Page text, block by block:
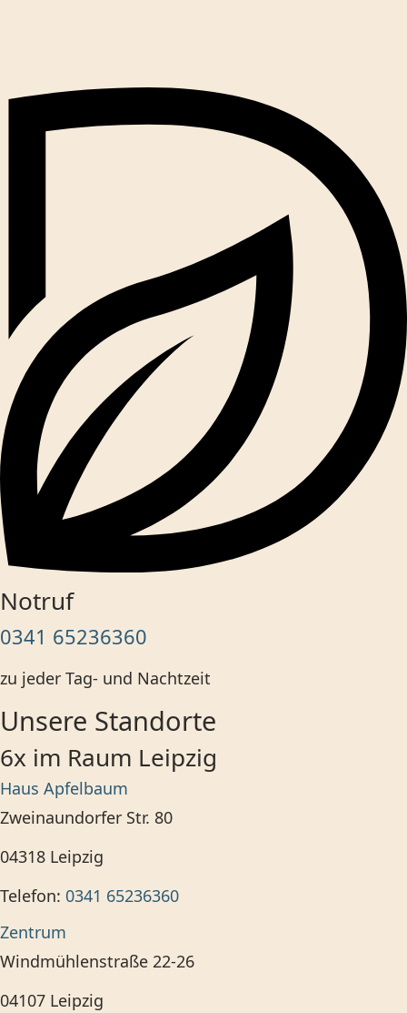
Notruf
0341 65236360
zu jeder Tag- und Nachtzeit
Unsere Standorte
6x im Raum Leipzig
Haus Apfelbaum
Zweinaundorfer Str. 80
04318 Leipzig
Telefon: 0341 65236360
Zentrum
Windmühlenstraße 22-26
04107 Leipzig